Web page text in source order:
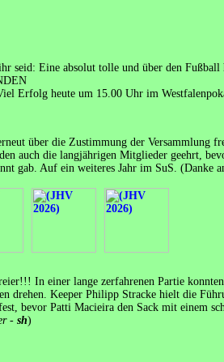
seid: Eine absolut tolle und über den
Erfolg heute um 15.00 Uhr im
über die Zustimmung der Versammlung
auch die langjährigen Mitglieder geehrt,
gab. Auf ein weiteres Jahr im SuS. (Danke
In einer lange zerfahrenen Partie
drehen. Keeper Philipp Stracke hielt die
bevor Patti Macieira den Sack mit einem
- sh)